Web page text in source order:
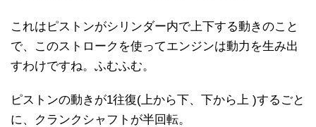
これはピストンがシリンダー内で上下する動きのこと
で、このストロークを使ってエンジンは動力を生み出
すわけですね。ふむふむ。
ピストンの動きが1往復(上から下、下から上 )するごと
に、クランクシャフトが半回転。